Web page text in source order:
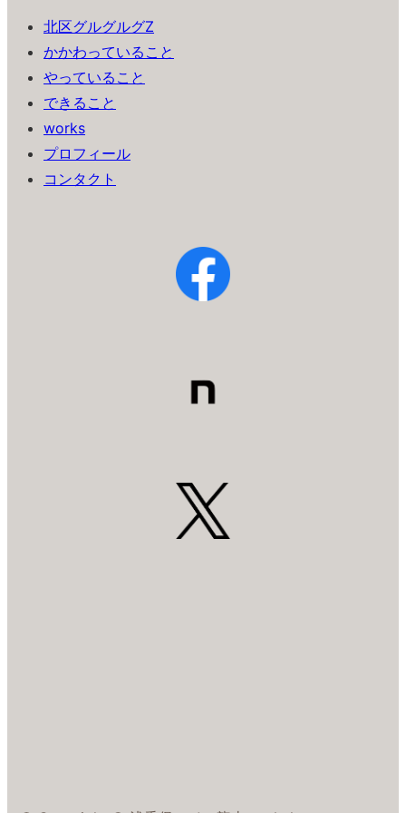
北区グルグルグZ
かかわっていること
やっていること
できること
works
プロフィール
コンタクト